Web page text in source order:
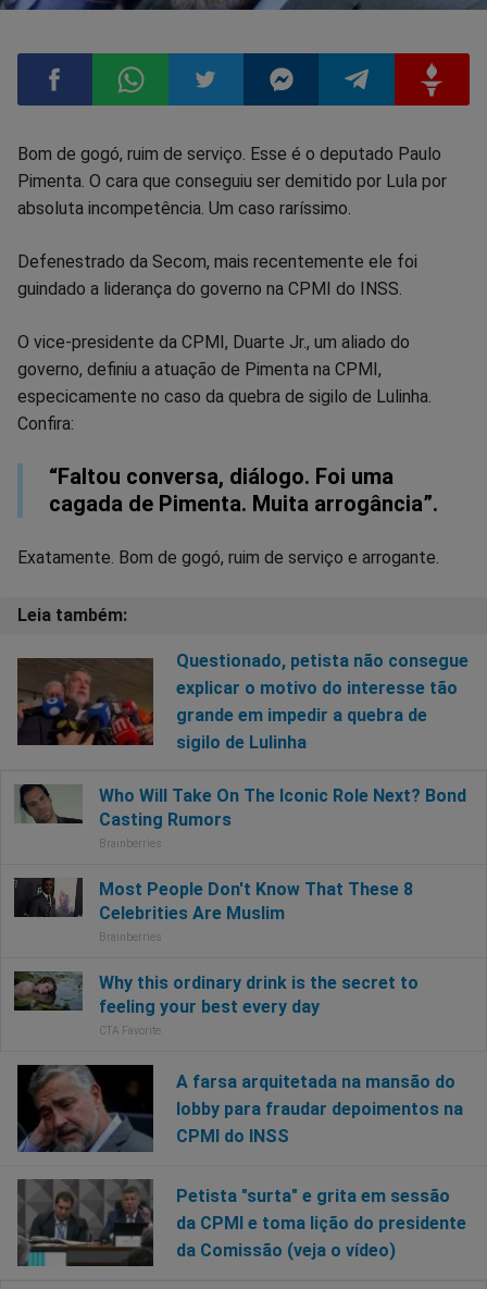
Compartilhar
no
Facebook
Compartilhar
no
Whatsapp
Compartilhar
no
Twitter
Compartilhar
no
Messenger
Compartilhar
no
TelegramGettr
Bom de gogó, ruim de serviço. Esse é o deputado Paulo
Pimenta. O cara que conseguiu ser demitido por Lula por
absoluta incompetência. Um caso raríssimo.
Defenestrado da Secom, mais recentemente ele foi
guindado a liderança do governo na CPMI do INSS.
O vice-presidente da CPMI, Duarte Jr., um aliado do
governo, definiu a atuação de Pimenta na CPMI,
especicamente no caso da quebra de sigilo de Lulinha.
Confira:
“Faltou conversa, diálogo. Foi uma
cagada de Pimenta. Muita arrogância”.
Exatamente. Bom de gogó, ruim de serviço e arrogante.
Questionado, petista não consegue
explicar o motivo do interesse tão
grande em impedir a quebra de
sigilo de Lulinha
A farsa arquitetada na mansão do
lobby para fraudar depoimentos na
CPMI do INSS
Petista "surta" e grita em sessão
da CPMI e toma lição do presidente
da Comissão (veja o vídeo)